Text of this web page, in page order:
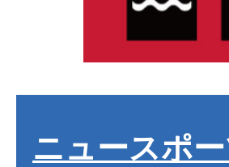
ニュースポ